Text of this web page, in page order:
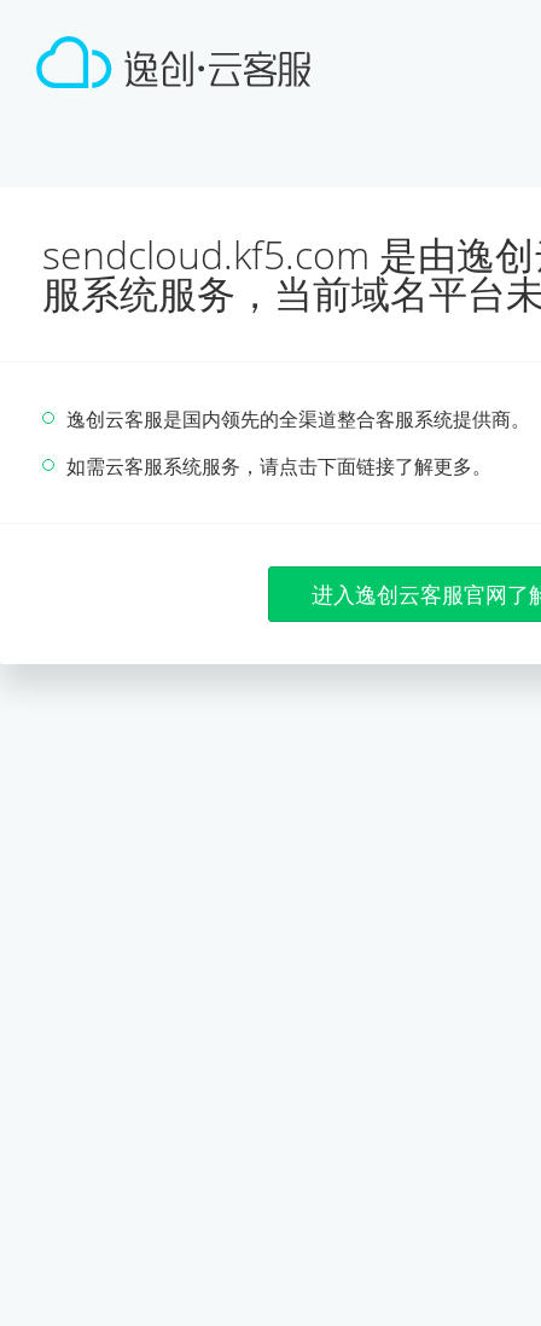
sendcloud.kf5.com 是由逸
服系统服务，当前域名平台
逸创云客服是国内领先的全渠道整合客服系统提供商。
如需云客服系统服务，请点击下面链接了解更多。
进入逸创云客服官网了